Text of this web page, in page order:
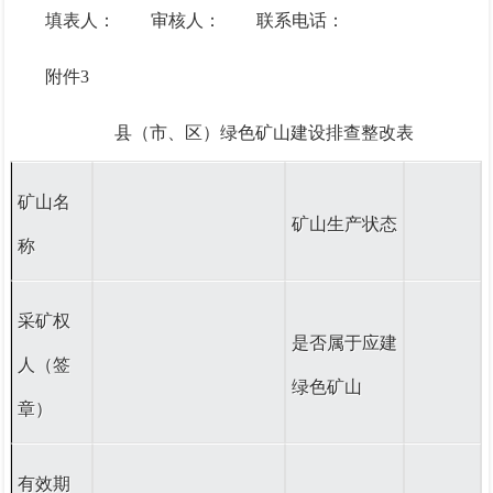
填表人： 审核人： 联系电话：
附件3
县（市、区）绿色矿山建设排查整改表
矿山名
称
矿山生产状态
采矿权
人（签
章）
是否属于应建
绿色矿山
有效期